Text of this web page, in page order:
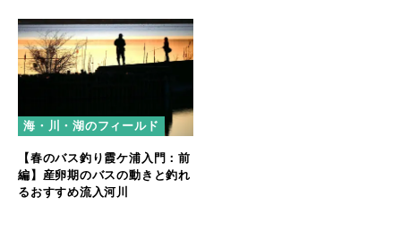
海・川・湖のフィールド
【春のバス釣り霞ケ浦入門：前
編】産卵期のバスの動きと釣れ
るおすすめ流入河川